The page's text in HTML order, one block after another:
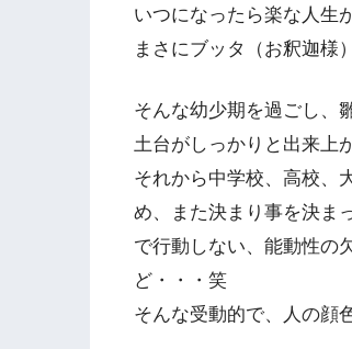
いつになったら楽な人生
まさにブッタ（お釈迦様
そんな幼少期を過ごし、
土台がしっかりと出来上
それから中学校、高校、
め、また決まり事を決ま
で行動しない、能動性の
ど・・・笑
そんな受動的で、人の顔